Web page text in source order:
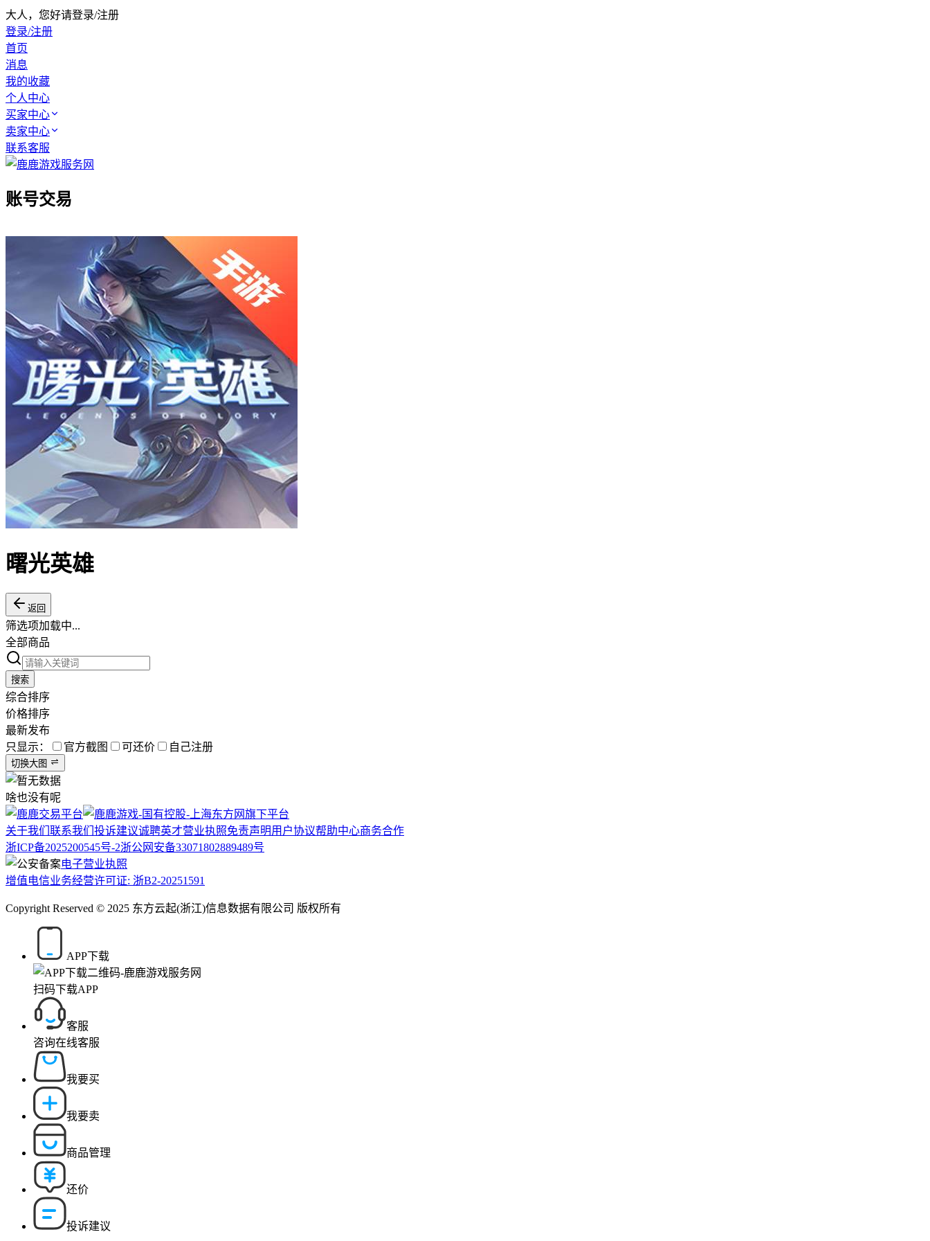
大人，您好请登录/注册
登录/注册
首页
消息
我的收藏
个人中心
买家中心
卖家中心
联系客服
账号交易
曙光英雄
返回
筛选项加载中...
全部商品
搜索
综合排序
价格排序
最新发布
只显示：
官方截图 可还价 自己注册
切换大图
啥也没有呢
关于我们 联系我们 投诉建议诚聘英才营业执照免责声明用户协议帮助中心商务合作
浙ICP备2025200545号-2浙公网安备33071802889489号
电子营业执照
增值电信业务经营许可证: 浙B2-20251591
Copyright Reserved © 2025 东方云起(浙江)信息数据有限公司 版权所有
APP下载
扫码下载APP
客服
咨询在线客服
我要买
我要卖
商品管理
还价
投诉建议